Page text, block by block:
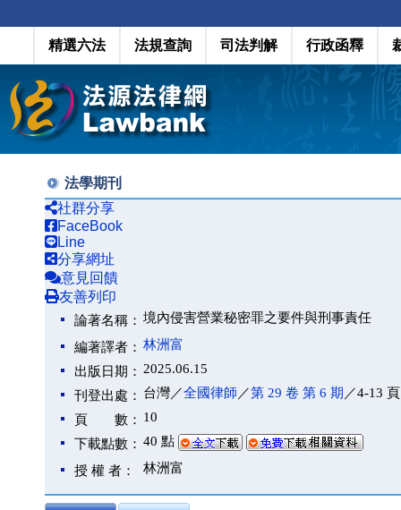
精選六法 法規查詢 司法判解 行政函釋
法學期刊
社群分享
FaceBook
Line
分享網址
意見回饋
友善列印
論著名稱： 境內侵害營業秘密罪之要件與刑事責任
編著譯者： 林洲富
出版日期： 2025.06.15
刊登出處： 台灣／全國律師 ／第 29 卷 第 6 期 ／4-13 頁
頁 數： 10
下載點數： 40 點
授 權 者： 林洲富